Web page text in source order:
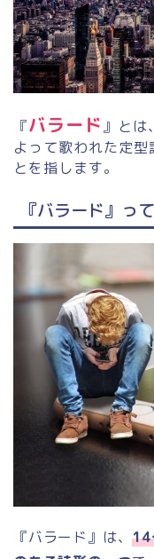
『バラード』とは
よって歌われた定
とを指します。
『バラード』っ
『バラード』は、14